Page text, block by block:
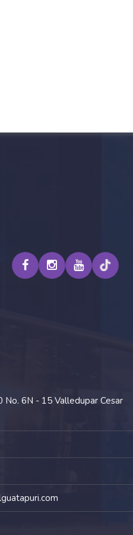
6N - 15 Valledupar Cesar